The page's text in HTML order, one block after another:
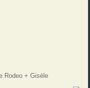
Rodeo + Gisèle